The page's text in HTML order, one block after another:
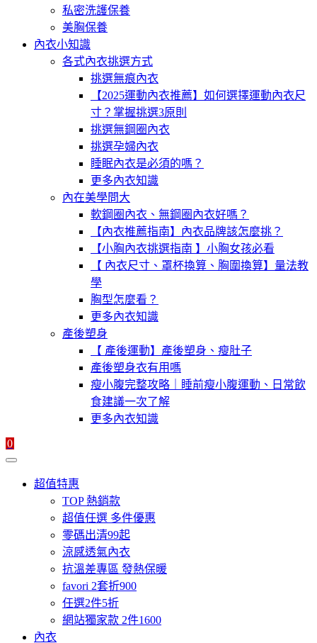
私密洗護保養
美胸保養
內衣小知識
各式內衣挑選方式
挑選無痕內衣
【2025運動內衣推薦】如何選擇運動內衣尺
寸？掌握挑選3原則
挑選無鋼圈內衣
挑選孕婦內衣
睡眠內衣是必須的嗎？
更多內衣知識
內在美學問大
軟鋼圈內衣、無鋼圈內衣好嗎？
【內衣推薦指南】內衣品牌該怎麼挑？
【小胸內衣挑選指南 】小胸女孩必看
【 內衣尺寸、罩杯換算、胸圍換算】量法教
學
胸型怎麼看？
更多內衣知識
產後塑身
【 產後運動】產後塑身、瘦肚子
產後塑身衣有用嗎
瘦小腹完整攻略｜睡前瘦小腹運動、日常飲
食建議一次了解
更多內衣知識
0
超值特惠
TOP 熱銷款
超值任選 多件優惠
零碼出清99起
涼感透氣內衣
抗溫差專區 發熱保暖
favori 2套折900
任選2件5折
網站獨家款 2件1600
內衣